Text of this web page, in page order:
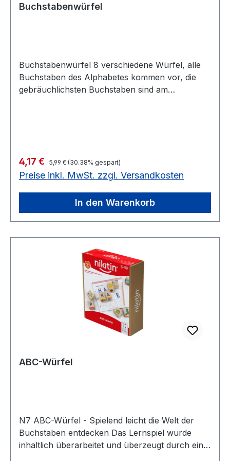
Buchstabenwürfel
Buchstabenwürfel 8 verschiedene Würfel, alle
Buchstaben des Alphabetes kommen vor, die
gebräuchlichsten Buchstaben sind am
Verkaufspreis:
4,17 € Regulärer Preis:
5,99 € (30.38% gespart)
Preise inkl. MwSt. zzgl. Versandkosten
In den Warenkorb
ABC-Würfel
N7 ABC-Würfel - Spielend leicht die Welt der
Buchstaben entdecken Das Lernspiel wurde
inhaltlich überarbeitet und überzeugt durch ein